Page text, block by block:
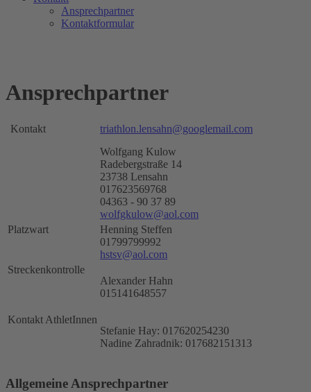
Ansprechpartner
Kontaktformular
Ansprechpartner
Kontakt
triathlon.lensahn@googlemail.com
Wolfgang Kulow
Radebergstraße 14
23738 Lensahn
017623569768
04363 - 90 37 89
wolfgkulow@aol.com
Platzwart
Henning Steffen
01799799992
hstsv@aol.com
Streckenkontrolle
Alexander Hahn
015141648557
Kontakt AthletInnen
Stefanie Hay: 017620254230
Nadine Zahradnik: 017682151313
Allgemeine Ansprechpartner